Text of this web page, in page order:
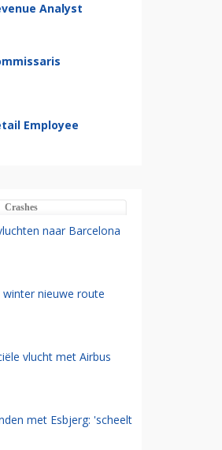
Analyst
Employee
Crashes
naar Barcelona
nieuwe route
vlucht met Airbus
met Esbjerg: 'scheelt